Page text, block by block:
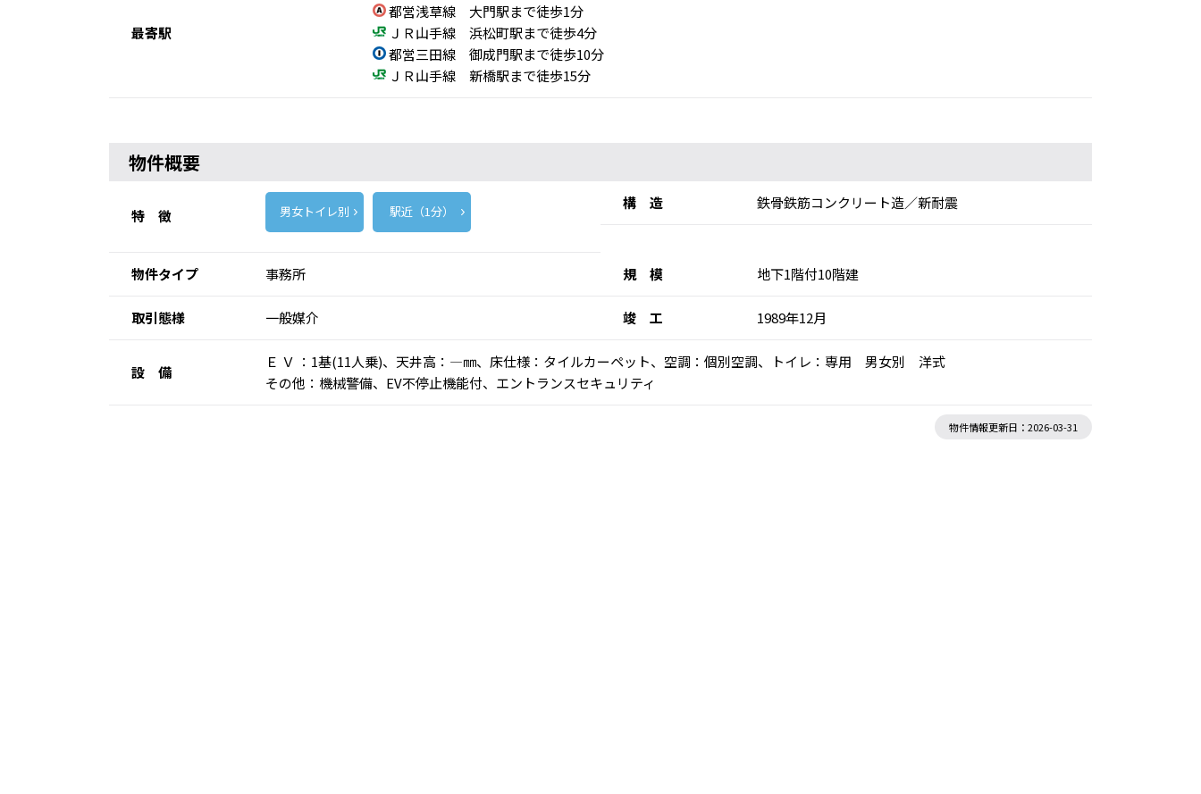
最寄駅
都営浅草線 大門駅まで徒歩1分
ＪＲ山手線 浜松町駅まで徒歩4分
都営三田線 御成門駅まで徒歩10分
ＪＲ山手線 新橋駅まで徒歩15分
物件概要
特 徴 男女トイレ別 駅近（1分） 構 造 鉄骨鉄筋コンクリート造／新耐震
物件タイプ 事務所 規 模 地下1階付10階建
取引態様 一般媒介 竣 工 1989年12月
設 備
Ｅ Ｖ ：1基(11人乗)、天井高：―㎜、床仕様：タイルカーペット、空調：個別空調、トイレ：専用 男女別 洋式
その他：機械警備、EV不停止機能付、エントランスセキュリティ
物件情報更新日：2026-03-31